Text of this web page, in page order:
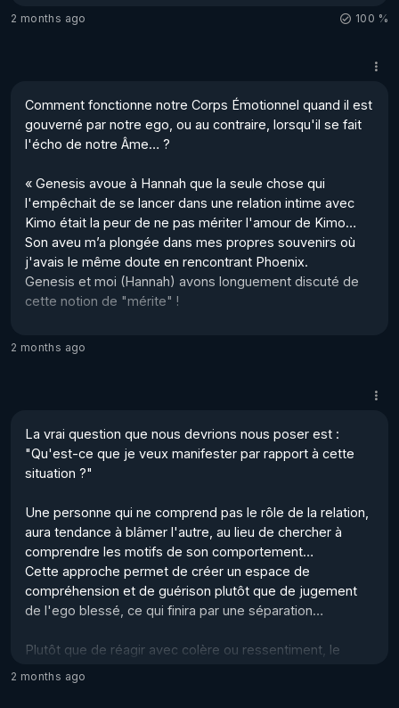
La religion est responsable de cet état !
Cela signifie que ces Forces des Ténèbres sont en train
de perdre pieds, d’où le Chaos manifester actuellement
sur Terre…
2 months ago 100 %
Comment fonctionne notre Corps Émotionnel quand il est
gouverné par notre ego, ou au contraire, lorsqu'il se fait
l'écho de notre Âme… ?
« Genesis avoue à Hannah que la seule chose qui
l'empêchait de se lancer dans une relation intime avec
Kimo était la peur de ne pas mériter l'amour de Kimo…
Son aveu m’a plongée dans mes propres souvenirs où
j'avais le même doute en rencontrant Phoenix.
Genesis et moi (Hannah) avons longuement discuté de
cette notion de "mérite" !
Nous avons conclu que, dès notre plus tendre enfance,
recevoir l'amour et le respect…
Kimo, lui, pense que :
2 months ago
La vrai question que nous devrions nous poser est :
"Qu'est-ce que je veux manifester par rapport à cette
situation ?"
Une personne qui ne comprend pas le rôle de la relation,
aura tendance à blâmer l'autre, au lieu de chercher à
comprendre les motifs de son comportement…
Cette approche permet de créer un espace de
compréhension et de guérison plutôt que de jugement
de l'ego blessé, ce qui finira par une séparation…
Plutôt que de réagir avec colère ou ressentiment, le
choix de se tourner vers l'amour et la compassion
2 months ago